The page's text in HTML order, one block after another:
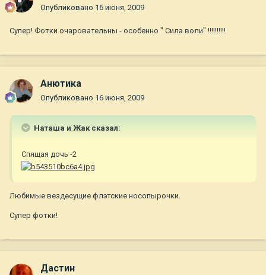
Опубликовано 16 июня, 2009
Супер! Фотки очаровательны - особенно " Сила воли" !!!!!!!!!!
Анютика
Опубликовано 16 июня, 2009
Наташа и Жак сказал:
Спящая дочь -2
Любимые вездесущие флэтские носопырочки.
Супер фотки!
Дастин